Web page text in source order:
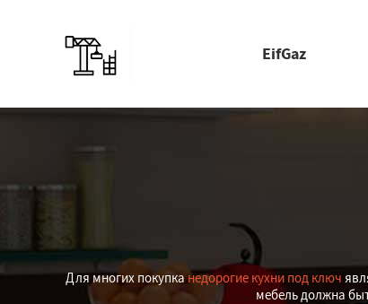
EifGaz
Для многих покупканедорогие кухни под ключ
мебель должна